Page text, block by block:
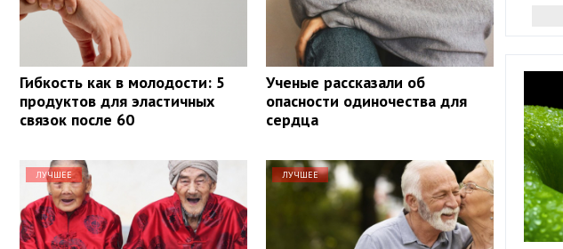
Гибкость как в молодости: 5
продуктов для эластичных
связок после 60
Ученые рассказали об
опасности одиночества для
сердца
ЛУЧШЕЕ ЛУЧШЕЕ